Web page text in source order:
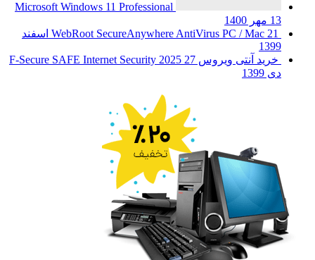
Microsoft Windows 11 Professional
13 مهر 1400
WebRoot SecureAnywhere AntiVirus PC / Mac 21 اسفند
1399
خرید آنتی ویروس F-Secure SAFE Internet Security 2025 27
دی 1399